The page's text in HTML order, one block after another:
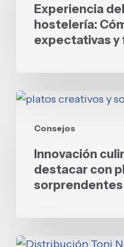
hostelería:
superar
expectativas
Experiencia
hostelería:
expectativas y
Consejos
Innovación
ideas
para
destacar
creativos
Innovación
destacar con
sorprendentes
Elegir